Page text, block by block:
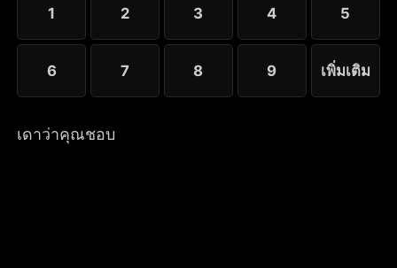
1 2 3 4 5
6 7 8 9 เพิ่มเติม
เดาว่าคุณชอบ